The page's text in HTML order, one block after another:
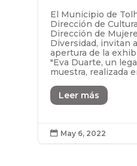
El Municipio de
Dirección de
Dirección de
Diversidad, invitan
apertura de la
"Eva Duarte, un
muestra, realizada
Leer más
 May 6, 2022